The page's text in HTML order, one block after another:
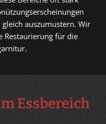
auszumustern. Wir
Restaurierung für die
Essbereich